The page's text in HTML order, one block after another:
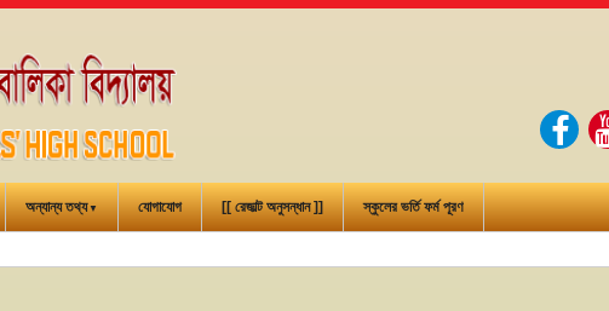
অন্যান্য তথ্য যোগাযোগ [[ রেজাল্ট অনুসন্ধান ]] স্কুলের ভর্তি ফর্ম পূরণ